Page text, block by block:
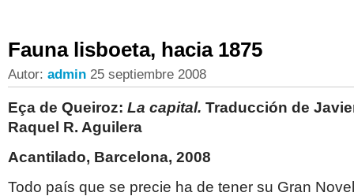
Fauna lisboeta, hacia 1875
Autor: admin 25 septiembre 2008
Eça de Queiroz: La capital. Traducción de
Raquel R. Aguilera
Acantilado, Barcelona, 2008
Todo país que se precie ha de tener su Gran